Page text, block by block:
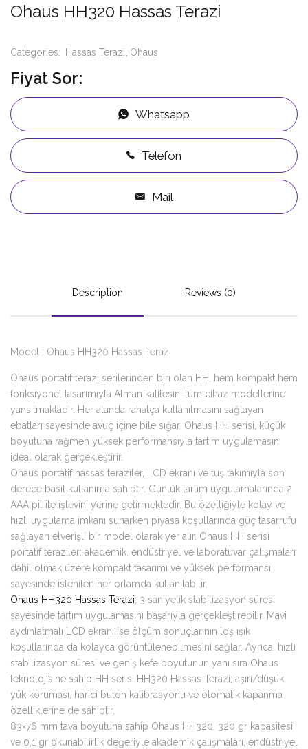
Ohaus HH320 Hassas Terazi
Categories: Hassas Terazi Ohaus
Fiyat Sor:
Whatsapp
Telefon
Mail
Description Reviews (0)
Model : Ohaus HH320 Hassas Terazi
Ohaus portatif terazi serilerinden biri olan HH, hem kompakt hem
fonksiyonel tasarımıyla Alman kalitesini tüm cihaz modellerine
yansıtmaktadır. Her alanda rahatça kullanılmasını sağlayan
ebatları sayesinde avuç içine bile sığar. Ohaus HH serisi, küçük
boyutuna rağmen yüksek performansıyla tartım uygulamasını
ideal olarak gerçekleştirir.
Ohaus portatif hassas teraziler, LCD ekranı ve tuş takımıyla son
derece basit kullanıma sahiptir. Günlük tartım uygulamalarında 2
AAA pil ile işlevini yerine getirmektedir. Bu özelliğiyle kolay ve
hızlı uygulama imkanı sunarken piyasa koşullarında güç tasarrufu
sağlayan elverişli bir model olarak yer alır. Ohaus HH serisi
portatif teraziler; akademik, endüstriyel ve laboratuvar çalışmaları
dahil olmak üzere kompakt tasarımı ve yüksek performansı
sayesinde istenilen her ortamda kullanılabilir.
Ohaus HH320 Hassas Terazi; 3 saniyelik stabilizasyon süresi
sayesinde tartım uygulamasını başarıyla gerçekleştirebilir. Mavi
aydınlatmalı LCD ekranı ise ölçüm sonuçlarının loş ışık
koşullarında da kolayca görüntülenebilmesini sağlar. Ayrıca, hızlı
stabilizasyon süresi ve geniş kefe boyutunun yanı sıra Ohaus
teknolojisine sahip HH serisi HH320 Hassas Terazi; aşırı/düşük
yük koruması, harici buton kalibrasyonu ve otomatik kapanma
özelliklerine de sahiptir.
83×76 mm tava boyutuna sahip Ohaus HH320, 320 gr kapasitesi
ve 0,1 gr okunabilirlik değeriyle akademik çalışmaları, endüstriyel